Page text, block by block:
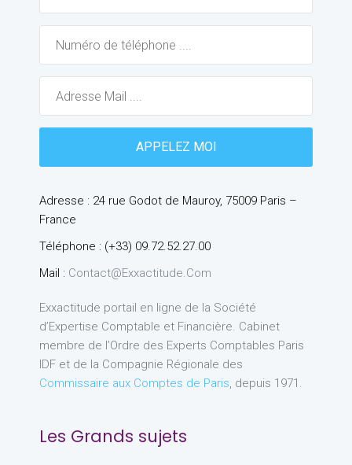
Adresse : 24 rue Godot de Mauroy, 75009 Paris –
France
Téléphone : (+33) 09.72.52.27.00
Mail : Contact@exxactitude.com
Exxactitude portail en ligne de la Société
d’Expertise Comptable et Financière. Cabinet
membre de l’Ordre des Experts Comptables Paris
IDF et de la Compagnie Régionale des
Commissaire aux Comptes de Paris, depuis 1971.
Les Grands sujets